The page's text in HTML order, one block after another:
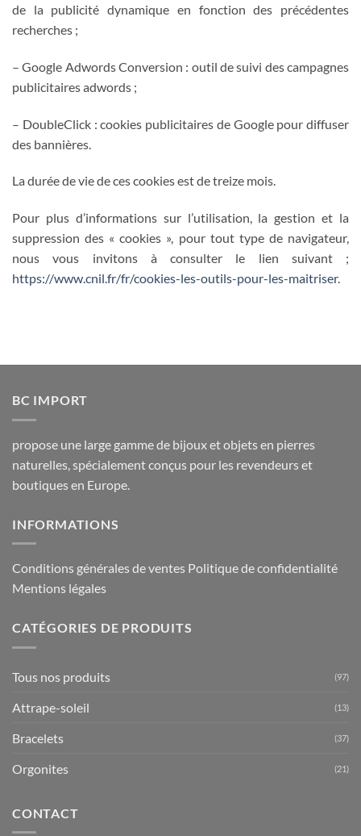
de la publicité dynamique en fonction des précédentes
recherches ;
– Google Adwords Conversion : outil de suivi des campagnes
publicitaires adwords ;
– DoubleClick : cookies publicitaires de Google pour diffuser
des bannières.
La durée de vie de ces cookies est de treize mois.
Pour plus d’informations sur l’utilisation, la gestion et la
suppression des « cookies », pour tout type de navigateur,
nous vous invitons à consulter le lien suivant ;
https://www.cnil.fr/fr/cookies-les-outils-pour-les-maitriser.
BC IMPORT
propose une large gamme de bijoux et objets en pierres
naturelles, spécialement conçus pour les revendeurs et
boutiques en Europe.
INFORMATIONS
Conditions générales de ventes Politique de confidentialité
Mentions légales
CATÉGORIES DE PRODUITS
Tous nos produits (97)
Attrape-soleil (13)
Bracelets (37)
Orgonites (21)
CONTACT